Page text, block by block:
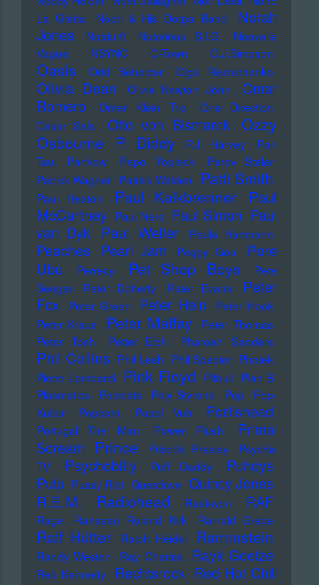
La Grinta
Noori & His Dorpa Band
Norah
Jones
Notdurft Notorious B.I.G.
Nouvelle
Vague
NSYNC O-Town O.J.Simpson
Oasis Odd Beholder Olga Reznichenko
Olivia Dean Olivia Newton John
Omar
Romero
Omer Klein Trio
One Direction
Oskar Sala
Otto von Bismarck Ozzy
Osbourne
P. Diddy P.J. Harvey
Pan
Tau
Pankow Papo Yoplack
Parov Stelar
Patrick Wagner Patrick Walden Patti Smith
Paul Heaton Paul Kalkbrenner
Paul
McCartney Paul Nero Paul Simon Paul
van Dyk Paul Weller Paula Hartmann
Peaches Pearl Jam Peggy Gou
Pere
Ubu
Perrecy Pet Shop Boys
Pete
Seeger
Peter Doherty Peter Evans
Peter
Fox
Peter Green Peter Hein
Peter Hook
Peter Kraus
Peter Maffay
Peter Thomas
Peter Tosh
Petter Eldh Pharoah Sanders
Phil Collins Phil Lesh Phil Spector Photek
Pietro Lombardi
Pink Floyd Pitbull Plan B
Plasmatics
Polecats Poly Styrene Pop
Pop-
Kultur
Popcorn Popol Vuh Portishead
Portugal The Man Power Plush
Primal
Scream
Prince Priscilla Presley
Psychic
TV
Psychobilly Puff Daddy
Puhdys
Pulp Pussy Riot Questlove Quincy Jones
R.E.M. Radiohead Raekwon RAF
Rage Rahsaan Roland Kirk Rainald Grebe
Ralf Hütter Ralph Heidel Rammstein
Randy Weston Ray Charles Rayk Goetze
Reb Kennedy Rechtsrock Red Hot Chili